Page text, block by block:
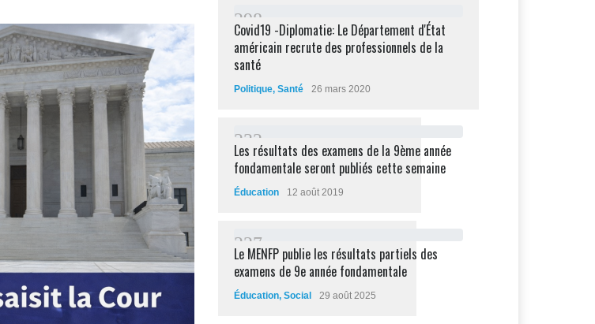
298
Covid19 -Diplomatie: Le Département d'État
américain recrute des professionnels de la
santé
Politique, Santé 26 mars 2020
232
Les résultats des examens de la 9ème année
fondamentale seront publiés cette semaine
Éducation 12 août 2019
227
Le MENFP publie les résultats partiels des
examens de 9e année fondamentale
Éducation, Social 29 août 2025